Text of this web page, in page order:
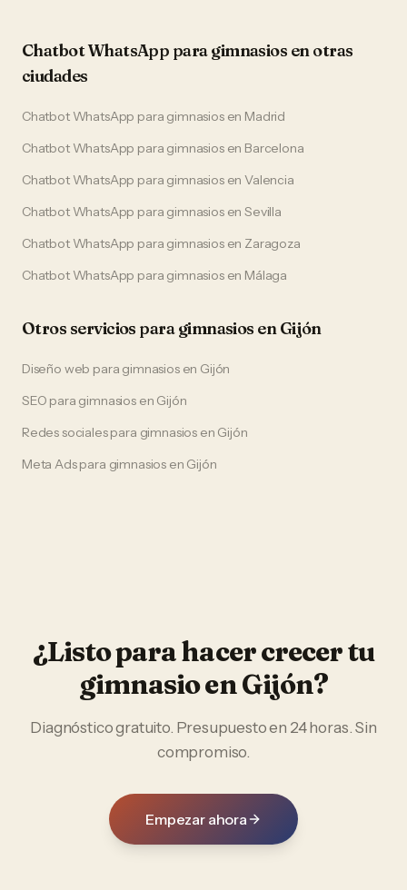
Chatbot WhatsApp paragimnasios en otras
ciudades
Chatbot WhatsApp para gimnasiosen Madrid
Chatbot WhatsApp para gimnasiosen Barcelona
Chatbot WhatsApp para gimnasiosenValencia
Chatbot WhatsApp para gimnasiosenSevilla
Chatbot WhatsApp para gimnasiosen Zaragoza
Chatbot WhatsApp para gimnasiosen Málaga
Otros servicios paragimnasios enGijón
Diseño web para gimnasiosen Gijón
SEO para gimnasiosen Gijón
Redes socialespara gimnasios en Gijón
Meta Adspara gimnasios en Gijón
¿Listo para hacer crecer tu
gimnasioenGijón?
Diagnóstico gratuito. Presupuesto en 24 horas. Sin
compromiso.
Empezar ahora